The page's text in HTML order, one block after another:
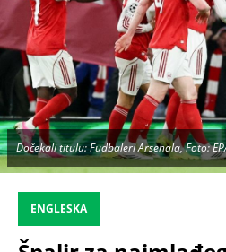
Dočekali titulu: Fudbaleri Arsenala, Foto:
ENGLESKA